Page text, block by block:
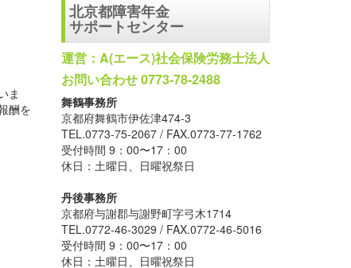
ま
酬を
北京都障害年金
サポートセンター
運営：A(エース)社会保険労務士法人
お問い合わせ 0773-78-2488
舞鶴事務所
京都府舞鶴市伊佐津474-3
TEL.0773-75-2067 / FAX.0773-77-1762
受付時間 9：00〜17：00
休日：土曜日、日曜祝祭日
丹後事務所
京都府与謝郡与謝野町字弓木1714
TEL.0772-46-3029 / FAX.0772-46-5016
受付時間 9：00〜17：00
休日：土曜日、日曜祝祭日